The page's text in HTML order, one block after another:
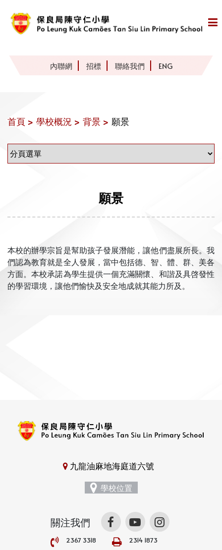
內聯網 招標 聯絡我們 ENG
首頁 > 學校概況 > 背景 > 願景
願景
本校的辦學宗旨是幫助孩子發展潛能，讓他們盡展所長。我
們認為教育就是全人發展，當中包括德、智、體、群、美各
方面。本校承諾為學生提供一個充滿關懷、和諧及具啓發性
的學習環境，讓他們愉快及安全地成就其能力所及。
九龍油麻地海庭道六號
學校位置
關注我們
2367 3318
2314 1873